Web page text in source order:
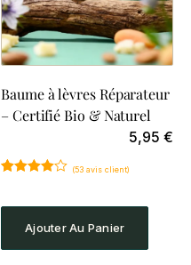
Baume à lèvres Réparateur
– Certifié Bio & Naturel
5,95 €
basé sur
notations
client
(53avis client)
Ajouter Au Panier